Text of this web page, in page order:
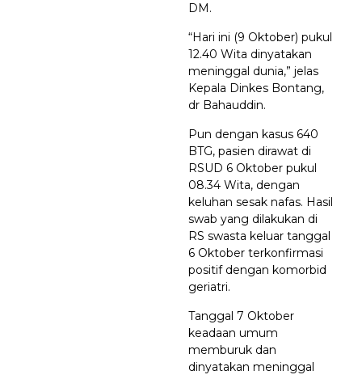
DM.
“Hari ini (9 Oktober) pukul
12.40 Wita dinyatakan
meninggal dunia,” jelas
Kepala Dinkes Bontang,
dr Bahauddin.
Pun dengan kasus 640
BTG, pasien dirawat di
RSUD 6 Oktober pukul
08.34 Wita, dengan
keluhan sesak nafas. Hasil
swab yang dilakukan di
RS swasta keluar tanggal
6 Oktober terkonfirmasi
positif dengan komorbid
geriatri.
Tanggal 7 Oktober
keadaan umum
memburuk dan
dinyatakan meninggal